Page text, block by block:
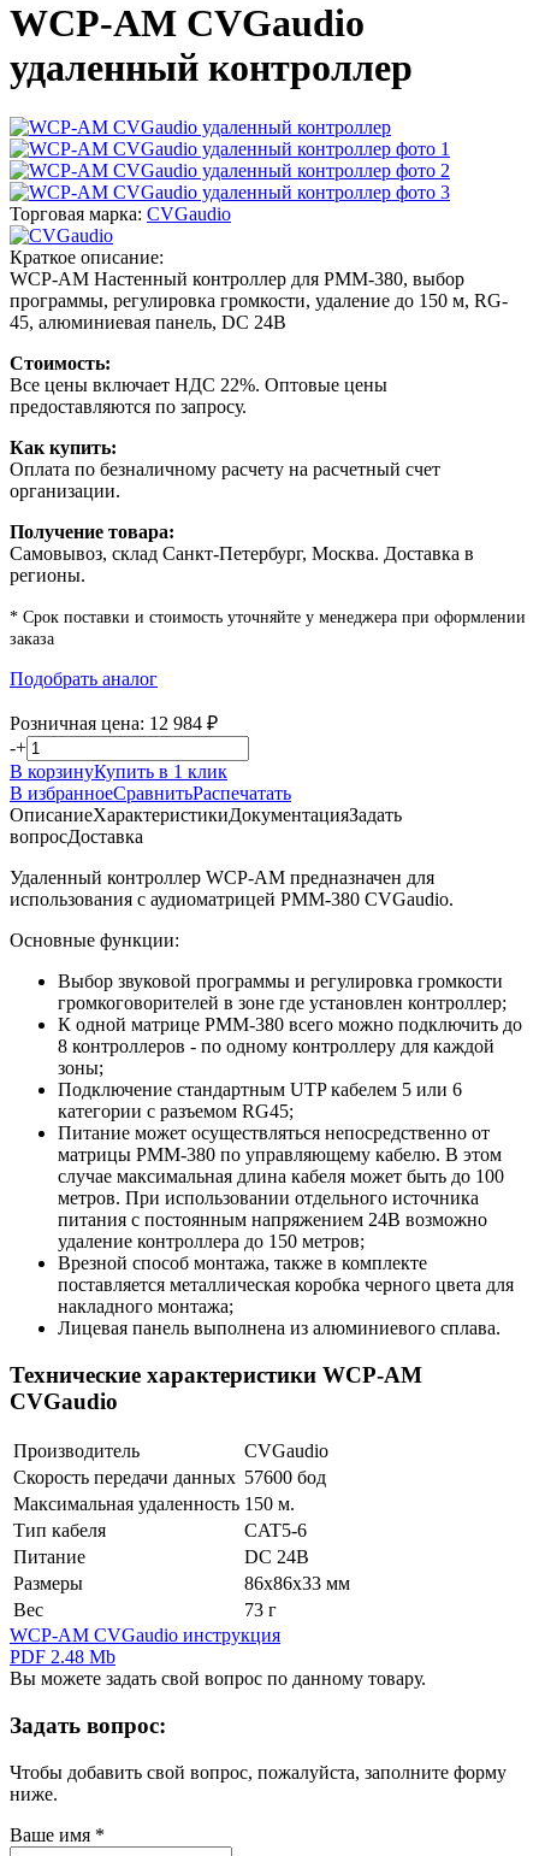
WCP-AM CVGaudio
удаленный контроллер
Торговая марка: CVGaudio
Краткое описание:
WCP-AM Настенный контроллер для PMM-380, выбор
программы, регулировка громкости, удаление до 150 м, RG-
45, алюминиевая панель, DC 24В
Стоимость:
Все цены включает НДС 22%. Оптовые цены
предоставляются по запросу.
Как купить:
Оплата по безналичному расчету на расчетный счет
организации.
Получение товара:
Самовывоз, склад Санкт-Петербург, Москва. Доставка в
регионы.
* Срок поставки и стоимость уточняйте у менеджера при оформлении
заказа
Подобрать аналог
Розничная цена: 12 984 ₽
-+
В корзинуКупить в 1 клик
В избранноеСравнитьРаспечатать
ОписаниеХарактеристикиДокументацияЗадать
вопросДоставка
Удаленный контроллер WCP-AM предназначен для
использования с аудиоматрицей PMM-380 CVGaudio.
Основные функции:
Выбор звуковой программы и регулировка громкости
громкоговорителей в зоне где установлен контроллер;
К одной матрице PMM-380 всего можно подключить до
8 контроллеров - по одному контроллеру для каждой
зоны;
Подключение стандартным UTP кабелем 5 или 6
категории c разъемом RG45;
Питание может осуществляться непосредственно от
матрицы PMM-380 по управляющему кабелю. В этом
случае максимальная длина кабеля может быть до 100
метров. При использовании отдельного источника
питания с постоянным напряжением 24В возможно
удаление контроллера до 150 метров;
Врезной способ монтажа, также в комплекте
поставляется металлическая коробка черного цвета для
накладного монтажа;
Лицевая панель выполнена из алюминиевого сплава.
Технические характеристики WCP-AM
CVGaudio
Производитель
CVGaudio
Скорость передачи данных 57600 бод
Максимальная удаленность 150 м.
Тип кабеля
CAT5-6
Питание
DC 24В
Размеры
86x86x33 мм
Вес
73 г
WCP-AM CVGaudio инструкция
PDF 2.48 Mb
Вы можете задать свой вопрос по данному товару.
Задать вопрос:
Чтобы добавить свой вопрос, пожалуйста, заполните форму
ниже.
Ваше имя *